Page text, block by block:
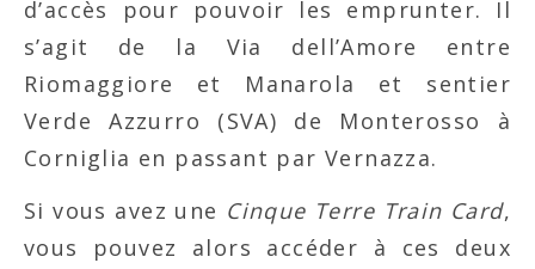
d’accès pour pouvoir les emprunter. Il
s’agit de la Via dell’Amore entre
Riomaggiore et Manarola et sentier
Verde Azzurro (SVA) de Monterosso à
Corniglia en passant par Vernazza.
Si vous avez une Cinque Terre Train Card,
vous pouvez alors accéder à ces deux